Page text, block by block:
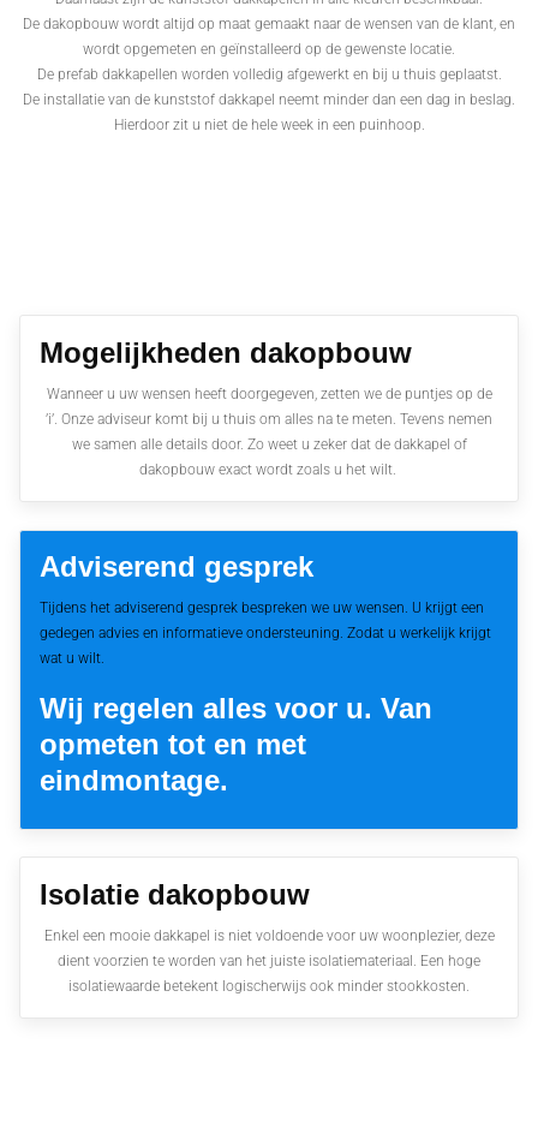
De dakopbouw wordt altijd op maat gemaakt naar de wensen van de klant, en
wordt opgemeten en geïnstalleerd op de gewenste locatie.
De prefab dakkapellen worden volledig afgewerkt en bij u thuis geplaatst.
De installatie van de kunststof dakkapel neemt minder dan een dag in beslag.
Hierdoor zit u niet de hele week in een puinhoop.
Mogelijkheden dakopbouw
Wanneer u uw wensen heeft doorgegeven, zetten we de puntjes op de
’i’. Onze adviseur komt bij u thuis om alles na te meten. Tevens nemen
we samen alle details door. Zo weet u zeker dat de dakkapel of
dakopbouw exact wordt zoals u het wilt.
Adviserend gesprek
Tijdens het adviserend gesprek bespreken we uw wensen. U krijgt een
gedegen advies en informatieve ondersteuning. Zodat u werkelijk krijgt
wat u wilt.
Wij regelen alles voor u. Van
opmeten tot en met
eindmontage.
Isolatie dakopbouw
Enkel een mooie dakkapel is niet voldoende voor uw woonplezier, deze
dient voorzien te worden van het juiste isolatiemateriaal. Een hoge
isolatiewaarde betekent logischerwijs ook minder stookkosten.